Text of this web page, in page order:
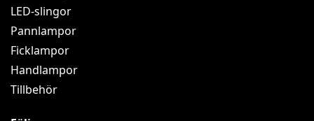
LED-slingor
Pannlampor
Ficklampor
Handlampor
Tillbehör